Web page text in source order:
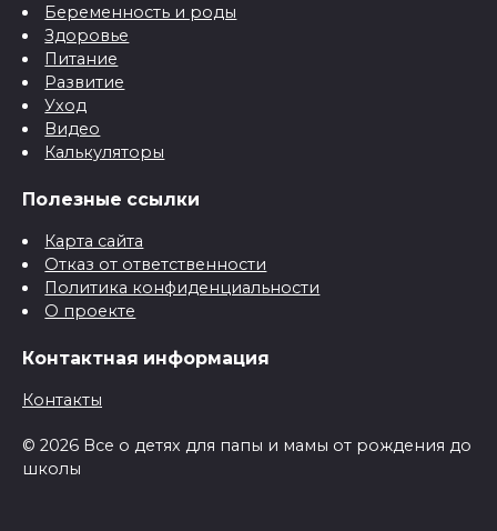
Беременность и роды
Здоровье
Питание
Развитие
Уход
Видео
Калькуляторы
Полезные ссылки
Карта сайта
Отказ от ответственности
Политика конфиденциальности
О проекте
Контактная информация
Контакты
© 2026 Все о детях для папы и мамы от рождения до
школы